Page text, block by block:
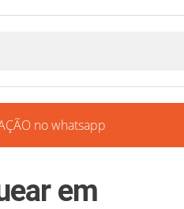
no whatsapp
em